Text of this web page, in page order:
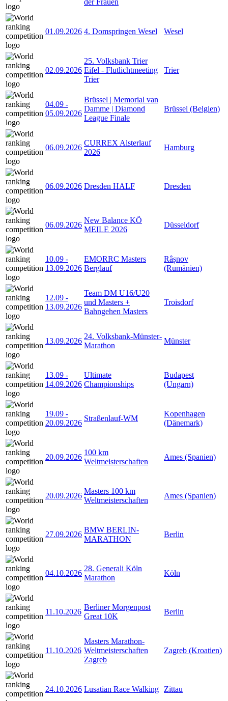
01.09.2026 4. Domspringen Wesel Wesel
02.09.2026
25. Volksbank Trier
Eifel - Flutlichtmeeting
Trier
Trier
04.09 -
05.09.2026
Brüssel | Memorial van
Damme | Diamond
League Finale
Brüssel (Belgien)
06.09.2026
CURREX Alsterlauf
2026
Hamburg
06.09.2026 Dresden HALF Dresden
06.09.2026
New Balance KÖ
MEILE 2026
Düsseldorf
10.09 -
13.09.2026
EMORRC Masters
Berglauf
Râșnov
(Rumänien)
12.09 -
13.09.2026
Team DM U16/U20
und Masters +
Bahngehen Masters
Troisdorf
13.09.2026
24. Volksbank-Münster-
Marathon
Münster
13.09 -
14.09.2026
Ultimate
Championships
Budapest
(Ungarn)
19.09 -
20.09.2026
Straßenlauf-WM
Kopenhagen
(Dänemark)
20.09.2026
100 km
Weltmeisterschaften
Ames (Spanien)
20.09.2026
Masters 100 km
Weltmeisterschaften
Ames (Spanien)
27.09.2026
BMW BERLIN-
MARATHON
Berlin
04.10.2026
28. Generali Köln
Marathon
Köln
11.10.2026
Berliner Morgenpost
Great 10K
Berlin
11.10.2026
Masters Marathon-
Weltmeisterschaften
Zagreb
Zagreb (Kroatien)
24.10.2026 Lusatian Race Walking Zittau